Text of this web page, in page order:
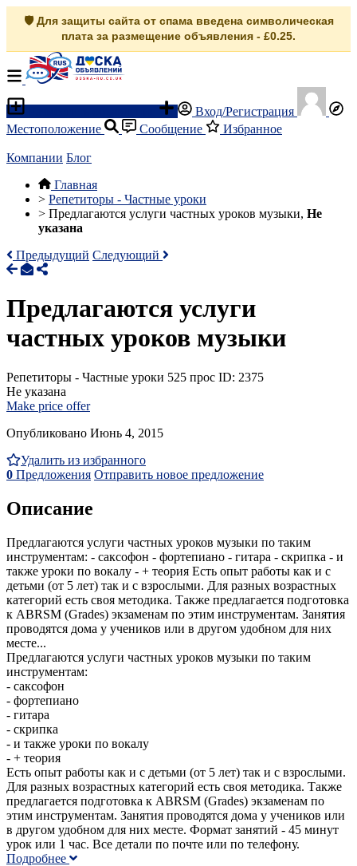
🛡️ Для защиты сайта от спама введена символическая
плата за размещение объявления - £0.25.
Вход/Регистрация
Местоположение
Сообщение Избранное
Компании Блог
Главная
> Репетиторы - Частные уроки
> Предлагаются услуги частных уроков музыки, Не
указана
Предыдущий Следующий
Предлагаются услуги
частных уроков музыки
Репетиторы - Частные уроки 525 прос ID: 2375
Не указана
Make price offer
Опубликовано Июнь 4, 2015
Удалить из избранного
0 Предложения Отправить новое предложение
Описание
Предлагаются услуги частных уроков музыки по таким
инструментам: - саксофон - фортепиано - гитара - скрипка - и
также уроки по вокалу - + теория Есть опыт работы как и с
детьми (от 5 лет) так и с взрослыми. Для разных возрастных
категорий есть своя методика. Также предлагается подготовка
к ABRSM (Grades) экзаменам по этим инструментам. Занятия
проводятся дома у учеников или в другом удобном для них
месте...
Предлагаются услуги частных уроков музыки по таким
инструментам:
- саксофон
- фортепиано
- гитара
- скрипка
- и также уроки по вокалу
- + теория
Есть опыт работы как и с детьми (от 5 лет) так и с взрослыми.
Для разных возрастных категорий есть своя методика. Также
предлагается подготовка к ABRSM (Grades) экзаменам по
этим инструментам. Занятия проводятся дома у учеников или
в другом удобном для них месте. Формат занятий - 45 минут
урок или 1 час. Все детали по почте или по телефону.
Подробнее